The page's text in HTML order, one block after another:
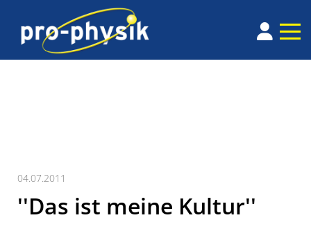
04.07.2011
''Das ist meine Kultur''